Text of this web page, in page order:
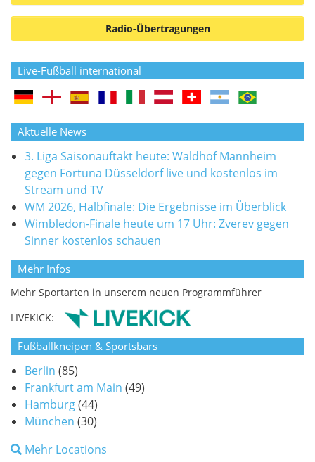
Radio-Übertragungen
Live-Fußball international
Aktuelle News
3. Liga Saisonauftakt heute: Waldhof Mannheim
gegen Fortuna Düsseldorf live und kostenlos im
Stream und TV
WM 2026, Halbfinale: Die Ergebnisse im Überblick
Wimbledon-Finale heute um 17 Uhr: Zverev gegen
Sinner kostenlos schauen
Mehr Infos
Mehr Sportarten in unserem neuen Programmführer
LIVEKICK:
Fußballkneipen & Sportsbars
Berlin (85)
Frankfurt am Main (49)
Hamburg(44)
München (30)
Mehr Locations